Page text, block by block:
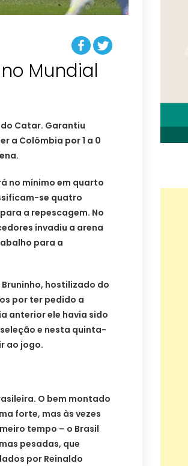
Mundial
Catar. Garantiu
a Colômbia por 1 a 0
no mínimo em quarto
se quatro
a repescagem. No
invadiu a arena
para a
hostilizado do
por ter pedido a
anterior ele havia sido
e nesta quinta-
ao jogo.
O bem montado
forte, mas às vezes
tempo – o Brasil
pesadas, que
por Reinaldo